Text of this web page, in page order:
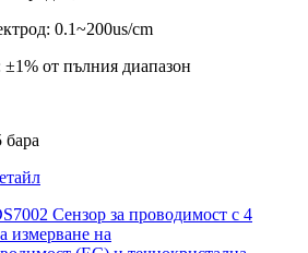
0.1~200us/cm
от пълния диапазон
бара